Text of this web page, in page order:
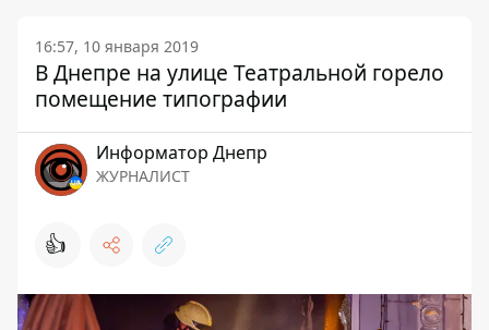
16:57, 10 января 2019
В Днепре на улице Театральной горело
помещение типографии
Информатор Днепр
ЖУРНАЛИСТ
👍